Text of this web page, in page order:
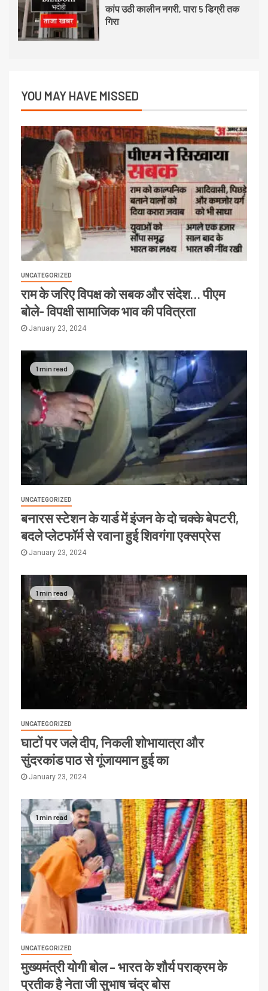
कांप उठी कालीन नगरी, पारा 5 डिग्री तक
गिरा
YOU MAY HAVE MISSED
UNCATEGORIZED
राम के जरिए विपक्ष को सबक और संदेश… पीएम
बोले- विपक्षी सामाजिक भाव की पवित्रता
January 23, 2024
1 min read
UNCATEGORIZED
बनारस स्टेशन के यार्ड में इंजन के दो चक्के बेपटरी,
बदले प्लेटफॉर्म से रवाना हुई शिवगंगा एक्सप्रेस
January 23, 2024
1 min read
UNCATEGORIZED
घाटों पर जले दीप, निकली शोभायात्रा और
सुंदरकांड पाठ से गूंजायमान हुई का
January 23, 2024
1 min read
UNCATEGORIZED
मुख्यमंत्री योगी बोल – भारत के शौर्य पराक्रम के
प्रतीक है नेता जी सुभाष चंद्र बोस